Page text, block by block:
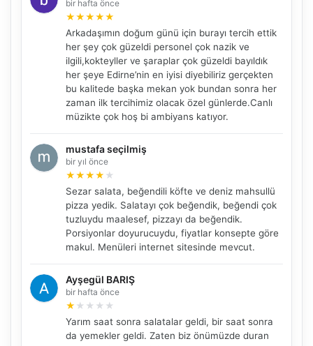
bir hafta önce
★★★★★
Arkadaşımın doğum günü için burayı tercih ettik
her şey çok güzeldi personel çok nazik ve
ilgili,kokteyller ve şaraplar çok güzeldi bayıldık
her şeye Edirne’nin en iyisi diyebiliriz gerçekten
bu kalitede başka mekan yok bundan sonra her
zaman ilk tercihimiz olacak özel günlerde.Canlı
müzikte çok hoş bi ambiyans katıyor.
mustafa seçilmiş
bir yıl önce
★★★★ ★
Sezar salata, beğendili köfte ve deniz mahsullü
pizza yedik. Salatayı çok beğendik, beğendi çok
tuzluydu maalesef, pizzayı da beğendik.
Porsiyonlar doyurucuydu, fiyatlar konsepte göre
makul. Menüleri internet sitesinde mevcut.
Ayşegül BARIŞ
bir hafta önce
★ ★ ★ ★ ★
Yarım saat sonra salatalar geldi, bir saat sonra
da yemekler geldi. Zaten biz önümüzde duran
NBY Akıllı Asistan
AI kullanmadan, sitedeki gerçek yerlerle akıllı rota
Şehir / ilçe